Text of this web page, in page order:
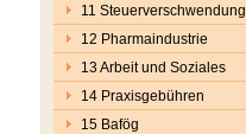
11 Steuerverschwendung
12 Pharmaindustrie
13 Arbeit und Soziales
14 Praxisgebühren
15 Bafög